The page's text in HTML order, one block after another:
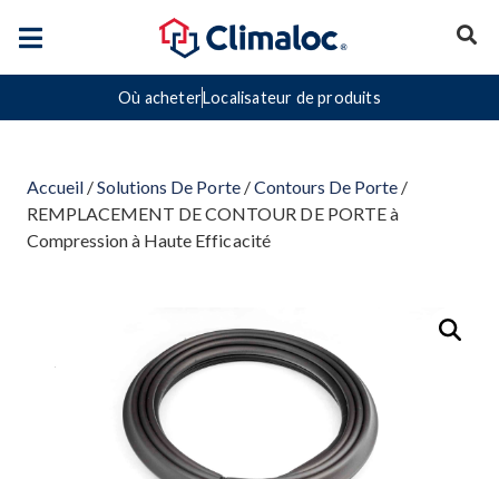
Où acheterLocalisateur de produits
Accueil /Solutions De Porte/Contours De Porte/
REMPLACEMENT DE CONTOUR DE PORTE à
Compression à Haute Efficacité